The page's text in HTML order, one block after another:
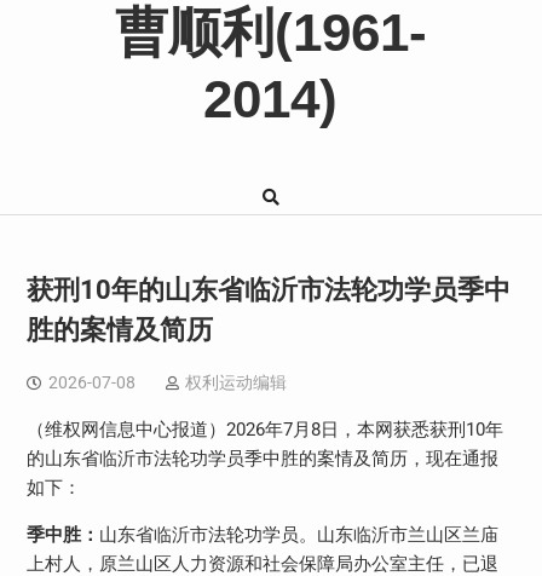
曹顺利(1961-
2014)
获刑10年的山东省临沂市法轮功学员季中
胜的案情及简历
2026-07-08 权利运动编辑
（维权网信息中心报道） 2026年7月 8日，本网获悉获刑 10年
的山东省临沂市法轮功学员季中胜的案情及简历，现在通报
如下：
季中胜： 山东省临沂市法轮功学员。山东临沂市兰山区兰庙
上村人，原兰山区人力资源和社会保障局办公室主任，已退